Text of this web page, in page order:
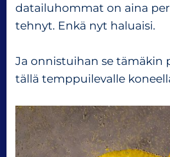
datailuhommat on aina
tehnyt. Enkä nyt haluaisi.
Ja onnistuihan se tämäkin
tällä temppuilevalle